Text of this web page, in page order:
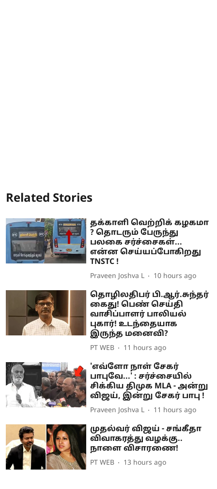
Related Stories
தக்காளி வெற்றிக் கழகமா
? தொடரும் பேருந்து
பலகை சர்ச்சைகள்...
என்ன செய்யப்போகிறது
TNSTC !
Praveen Joshva L 10 hours ago
தொழிலதிபர் பி.ஆர்.சுந்தர்
கைது! பெண் செய்தி
வாசிப்பாளர் பாலியல்
புகார்! உடந்தையாக
இருந்த மனைவி?
PT WEB 11 hours ago
'எவ்ளோ நாள் சேகர்
பாபுவே...' : சர்ச்சையில்
சிக்கிய திமுக MLA - அன்று
விஜய், இன்று சேகர் பாபு !
Praveen Joshva L 11 hours ago
முதல்வர் விஜய் - சங்கீதா
விவாகரத்து வழக்கு..
நாளை விசாரணை!
PT WEB 13 hours ago